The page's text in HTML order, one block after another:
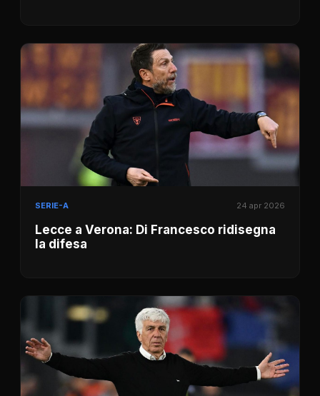
SERIE-A 24 apr 2026
Lecce a Verona: Di Francesco ridisegna
la difesa